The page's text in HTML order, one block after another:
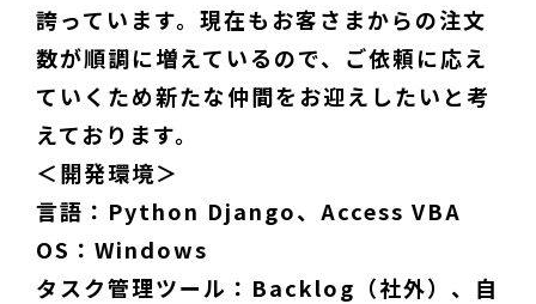
誇っています。現在もお客さまからの注文
数が順調に増えているので、ご依頼に応え
ていくため新たな仲間をお迎えしたいと考
えております。
＜開発環境＞
言語：Python Django、Access VBA
OS：Windows
タスク管理ツール：Backlog（社外）、自